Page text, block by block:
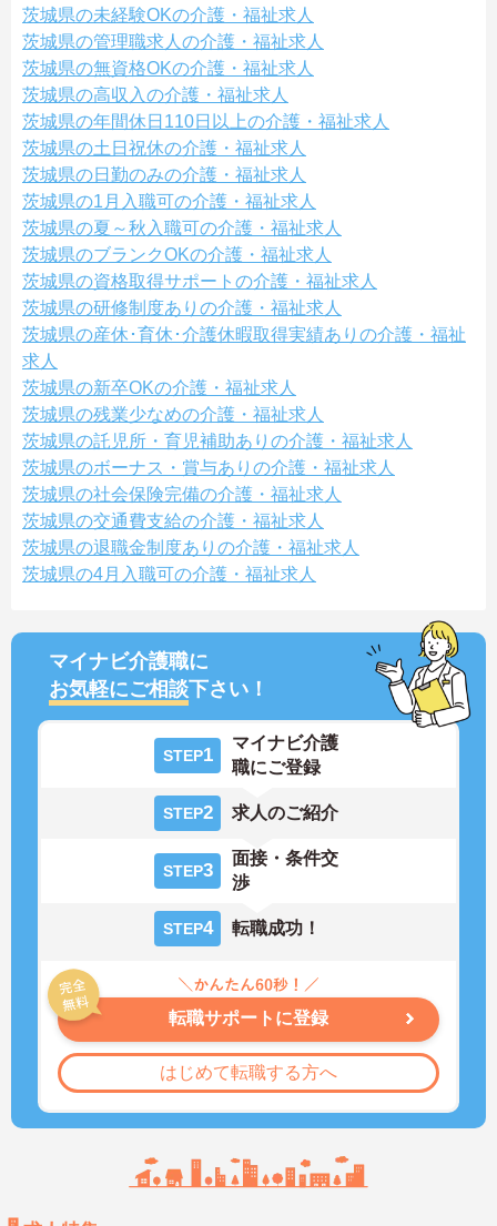
茨城県の未経験OKの介護・福祉求人
茨城県の管理職求人の介護・福祉求人
茨城県の無資格OKの介護・福祉求人
茨城県の高収入の介護・福祉求人
茨城県の年間休日110日以上の介護・福祉求人
茨城県の土日祝休の介護・福祉求人
茨城県の日勤のみの介護・福祉求人
茨城県の1月入職可の介護・福祉求人
茨城県の夏～秋入職可の介護・福祉求人
茨城県のブランクOKの介護・福祉求人
茨城県の資格取得サポートの介護・福祉求人
茨城県の研修制度ありの介護・福祉求人
茨城県の産休･育休･介護休暇取得実績ありの介護・福祉
求人
茨城県の新卒OKの介護・福祉求人
茨城県の残業少なめの介護・福祉求人
茨城県の託児所・育児補助ありの介護・福祉求人
茨城県のボーナス・賞与ありの介護・福祉求人
茨城県の社会保険完備の介護・福祉求人
茨城県の交通費支給の介護・福祉求人
茨城県の退職金制度ありの介護・福祉求人
茨城県の4月入職可の介護・福祉求人
マイナビ介護職に
お気軽にご相談下さい！
STEP1
マイナビ介護
職にご登録
STEP2 求人のご紹介
STEP3
面接・条件交
渉
STEP4 転職成功！
転職サポートに登録
はじめて転職する方へ